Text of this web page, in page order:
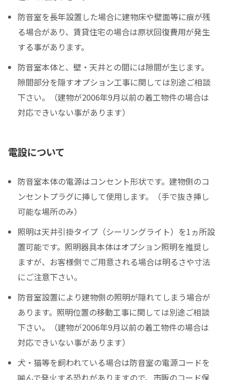
防音室を長年設置した場合に建物床や壁面等に痕が残
る場合があり、賃貸住宅の場合は原状回復費用が発生
する事があります。
防音室本体と、壁・天井との間には隙間が生じます。
隙間部分を隠すオプション工事に関しては別途ご相談
下さい。（建物が2006年9月以前の着工物件の場合は
対応できいない事があります）
電設について
防音室本体の電源はコンセント形状です。建物側のコ
ンセントプラグに挿して使用します。（手で抜き挿し
可能な場所のみ）
照明は天井引掛タイプ（シーリングライト）を1ヵ所設
置可能です。照明器具本体はオプション照明を推奨し
ますが、お客様側でご用意される場合は明るさや寸法
にご注意下さい。
防音室設置により建物側の照明が隠れてしまう場合が
あります。照明位置の移動工事に関しては別途ご相談
下さい。（建物が2006年9月以前の着工物件の場合は
対応できいない事があります）
犬・猫等を飼われている場合は防音室の電源コードを
噛んで発火する恐れがありますので、市販のコード保